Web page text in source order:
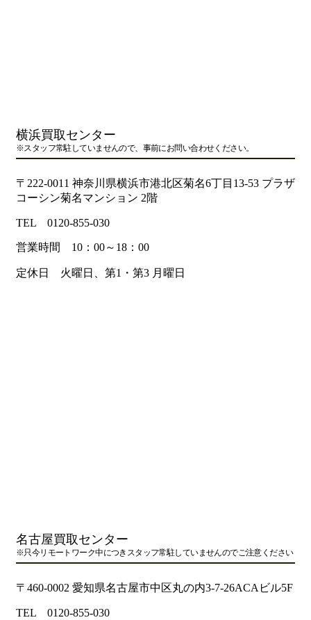
横浜買取センター
※スタッフ常駐していませんので、事前にお問い合わせください。
〒222-0011 神奈川県横浜市港北区菊名6丁目13-53 プラザ
コーシン菊名マンション 2階
TEL 0120-855-030
営業時間 10：00～18：00
定休日 火曜日、第1・第3 月曜日
名古屋買取センター
※只今リモートワーク中につきスタッフ常駐していませんのでご注意ください
〒460-0002 愛知県名古屋市中区丸の内3-7-26ACAビル5F
TEL 0120-855-030